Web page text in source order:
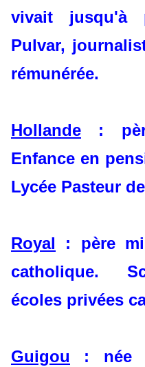
vivait jusqu'à
Pulvar,
rémunérée.
Hollande :
Enfance en
Lycée Pasteur
Royal : père
catholique.
écoles privées
Guigou : née